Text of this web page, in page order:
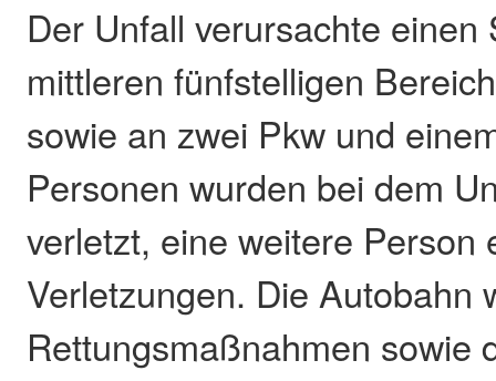
Der Unfall verursachte
mittleren fünfstelligen
sowie an zwei Pkw und
Personen wurden bei dem
verletzt, eine weitere Person
Verletzungen. Die Autobahn
Rettungsmaßnahmen sowie